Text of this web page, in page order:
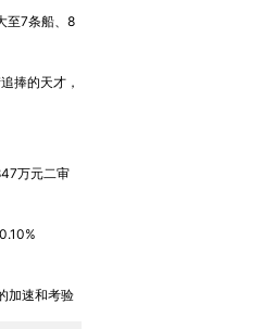
至7条船、8
捧的天才，
万元二审
加速和考验